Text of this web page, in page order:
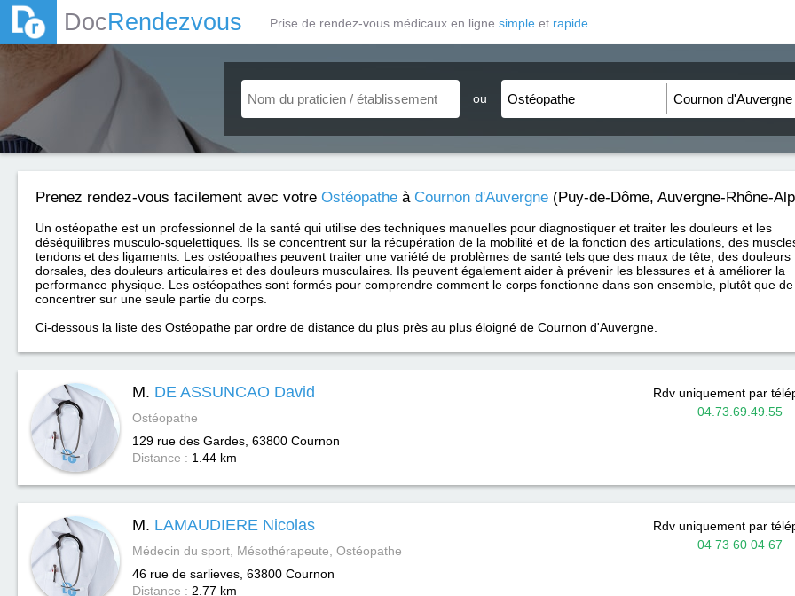
DocRendezvous Prise de rendez-vous médicaux en ligne simple et rapide
ou
Prenez rendez-vous facilement avec votre Ostéopathe à Cournon d'Auvergne (Puy-de-Dôme, Auvergne-Rhône-
Un ostéopathe est un professionnel de la santé qui utilise des techniques manuelles pour diagnostiquer et traiter les douleurs et les
déséquilibres musculo-squelettiques. Ils se concentrent sur la récupération de la mobilité et de la fonction des articulations, des
tendons et des ligaments. Les ostéopathes peuvent traiter une variété de problèmes de santé tels que des maux de tête, des douleurs
dorsales, des douleurs articulaires et des douleurs musculaires. Ils peuvent également aider à prévenir les blessures et à améliorer la
performance physique. Les ostéopathes sont formés pour comprendre comment le corps fonctionne dans son ensemble, plutôt que
concentrer sur une seule partie du corps.
Ci-dessous la liste des Ostéopathe par ordre de distance du plus près au plus éloigné de Cournon d'Auvergne.
M. DE ASSUNCAO David
Ostéopathe
129 rue des Gardes, 63800 Cournon
Distance : 1.44 km
Rdv uniquement par
04.73.69.49.55
M. LAMAUDIERE Nicolas
Médecin du sport, Mésothérapeute, Ostéopathe
46 rue de sarlieves, 63800 Cournon
Distance : 2.77 km
Rdv uniquement par
04 73 60 04 67